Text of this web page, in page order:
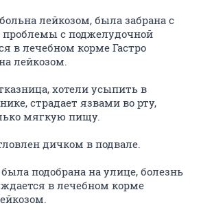
лейкозом, была забрана с
с поджелудочной
в лечебном корме Гастро
лейкозом.
хотели усыпить в
страдает язвами во рту,
мягкую пищу.
дичком в подвале.
подобрана на улице, болезнь
в лечебном корме